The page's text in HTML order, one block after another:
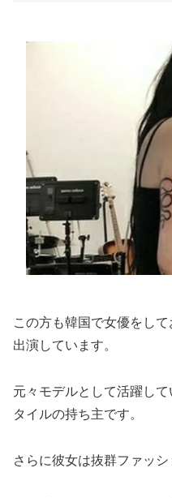
この方も韓国で女優をし
出演しています。
元々モデルとして活躍し
タイルの持ち主です。
さらに彼女は抜群ファッ